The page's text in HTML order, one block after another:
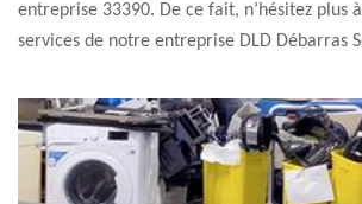
entreprise 33390. De ce fait, n’hésitez plus
services de notre entreprise DLD Débarras